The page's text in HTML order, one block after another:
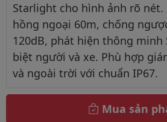
Starlight cho hình ảnh rõ nét.
hồng ngoại 60m, chống
120dB, phát hiện thông minh
biệt người và xe. Phù hợp
và ngoài trời với chuẩn IP67.
Mua sản